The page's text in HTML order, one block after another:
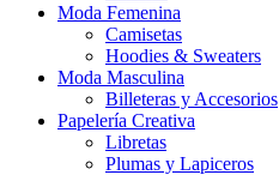
Moda Femenina
Camisetas
Hoodies & Sweaters
Moda Masculina
Billeteras y Accesorios
Papelería Creativa
Libretas
Plumas y Lapiceros